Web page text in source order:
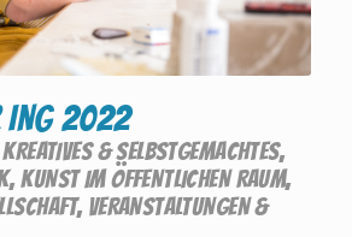
ING 2022
KREATIVES & SELBSTGEMACHTES,
,KUNST IM ÖFFENTLICHEN RAUM,
, VERANSTALTUNGEN &